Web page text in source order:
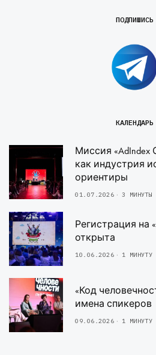
ПОДПИШИСЬ
КАЛЕНДАРЬ
Миссия «AdIndex
как индустрия
ориентиры
01.07.2026 3 МИНУТЫ
Регистрация на
открыта
10.06.2026 1 МИНУТУ
«Код
имена спикеров
09.06.2026 1 МИНУТУ